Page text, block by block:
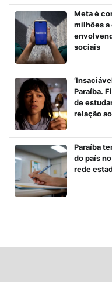
Meta é
milhões a
sociais
Paraíba.
de
relação
Paraíba
do país
rede